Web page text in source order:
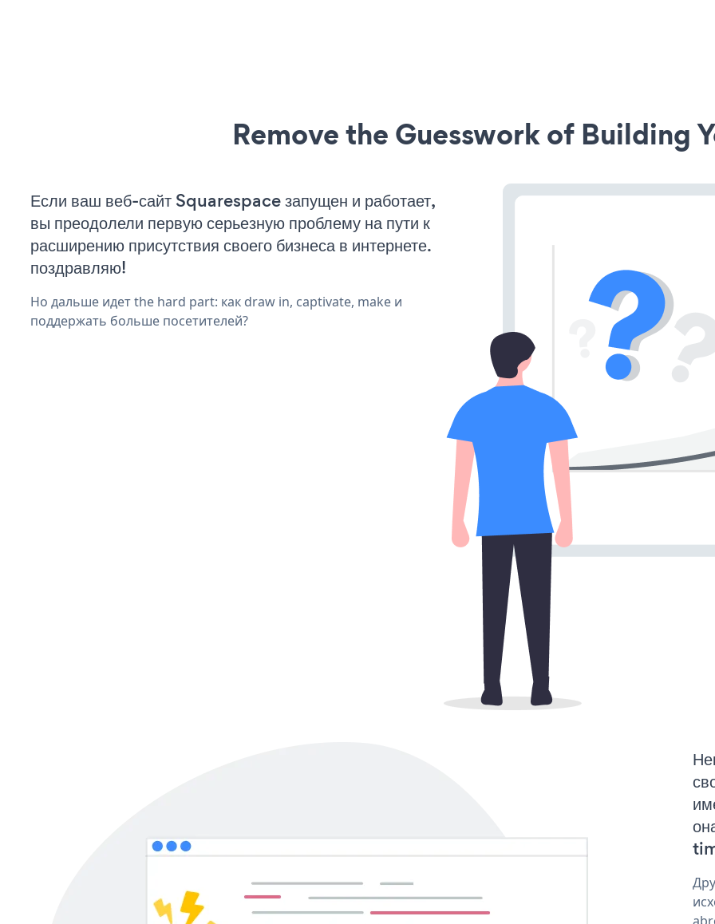
Remove the Guesswork of Building
Если ваш веб-сайт Squarespace запущен и работает,
вы преодолели первую серьезную проблему на пути к
расширению присутствия своего бизнеса в интернете.
поздравляю!
Но дальше идет the hard part: как draw in, captivate, make и
поддержать больше посетителей?